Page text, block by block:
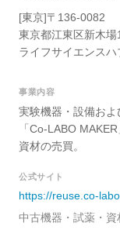
[東京]〒136-0082
東京都江東区新木場
ライフサイエンス
事業内容
実験機器・設備お
「Co-LABO
資材の売買。
公式サイト
https://reuse.co-
中古機器・試薬・資